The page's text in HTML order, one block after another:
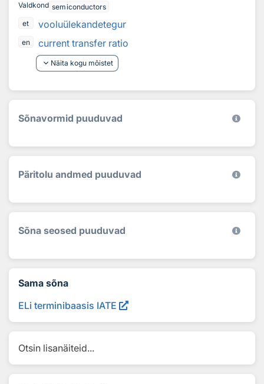
Valdkond semiconductors
et
vooluülekandetegur
en
current transfer ratio
keyboard_arrow_down Näita kogu mõistet
Sõnavormid puuduvad
Päritolu andmed puuduvad
Sõna seosed puuduvad
Sama sõna
ELi terminibaasis IATE
Otsin lisanäiteid...